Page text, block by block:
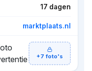
17 dagen
marktplaats.nl
+7 foto's